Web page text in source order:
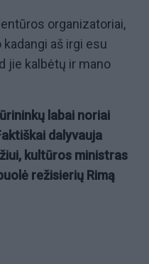
organizatoriai,
aš irgi esu
jie kalbėtų ir mano
labai noriai
dalyvauja
kultūros ministras
režisierių Rimą